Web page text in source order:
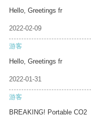
Hello, Greetings fr
2022-02-09
游客
Hello, Greetings fr
2022-01-31
游客
BREAKING! Portable CO2